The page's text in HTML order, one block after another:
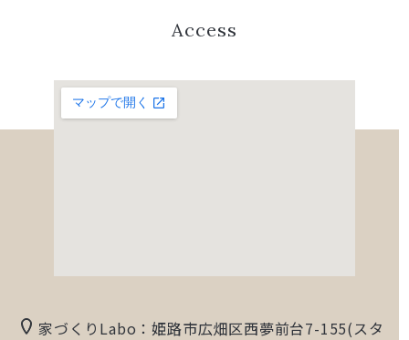
Access
家づくりLabo：姫路市広畑区西夢前台7-155(スタ